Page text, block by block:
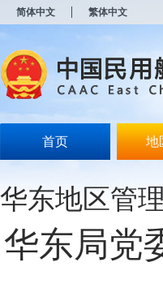
简体中文 繁体中文
首页 地
华东地区管
华东局党
开
无
障
说
Alt
加
浪
键